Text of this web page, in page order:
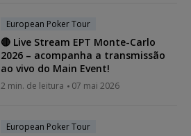
European Poker Tour
🔴 Live Stream EPT Monte-Carlo
2026 – acompanha a transmissão
ao vivo do Main Event!
2 min. de leitura 07 mai 2026
European Poker Tour